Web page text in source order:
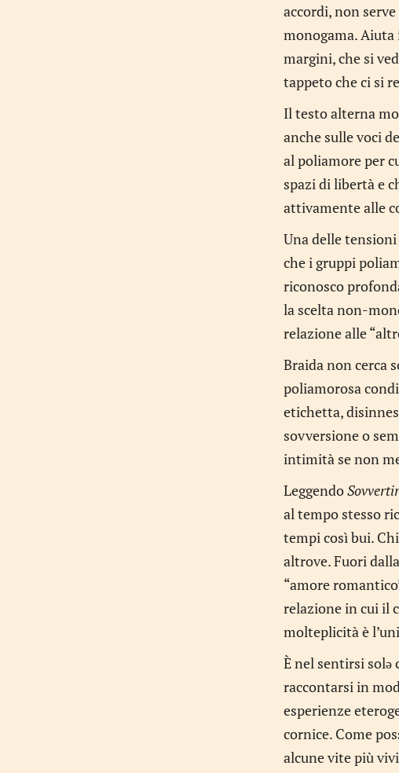
accordi, non
monogama.
margini, che si
tappeto che ci si
Il testo alterna
anche sulle voci
al poliamore per
spazi di libertà e
attivamente alle
Una delle
che i gruppi
riconosco
la scelta non-
relazione alle
Braida non cerca
poliamorosa
etichetta,
sovversione o
intimità se non
Leggendo
al tempo stesso
tempi così bui.
altrove. Fuori
“amore
relazione in cui il
molteplicità è
È nel sentirsi solə
raccontarsi in
esperienze
cornice. Come
alcune vite più